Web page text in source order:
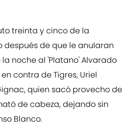
treinta y cinco de la
de que le anularan
noche al 'Platano' Alvarado
contra de Tigres, Uriel
quien sacó provecho de
de cabeza, dejando sin
Blanco.